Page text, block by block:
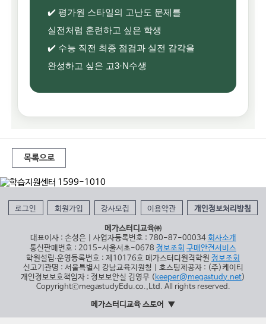
✔️ 평가원 스타일의 고난도 문제를
실전처럼 훈련하고 싶은 학생
✔️ 수능 직전 최종 점검과 실전 감각을
완성하고 싶은 고3·N수생
목록으로
로그인 회원가입 강사모집 이용약관 개인정보처리방침
메가스터디교육㈜
대표이사 : 손성은 | 사업자등록번호 : 780-87-00034 회사소개
통신판매번호 : 2015-서울서초-0678 정보조회 구매안전서비스
학원설립∙운영등록번호 : 제10176호 메가스터디원격학원 정보조회
신고기관명 : 서울특별시 강남교육지원청 | 호스팅제공자 : (주)케이티
개인정보보호책임자 : 정보보안실 김영무 (keeper@megastudy.net)
CopyrightⓒmegastudyEdu.co.,Ltd. All rights reserved.
메가스터디교육 스토어